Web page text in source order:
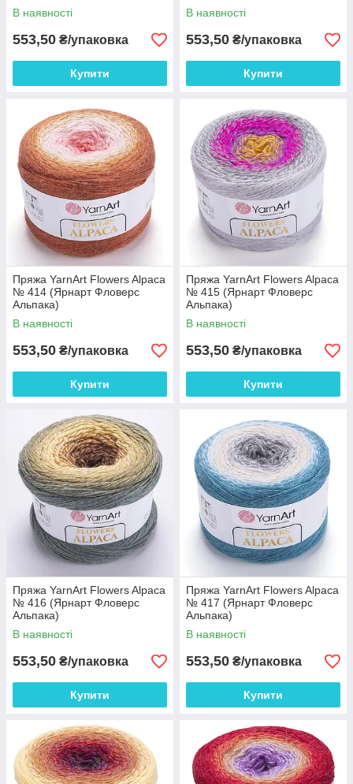
В наявності
553,50 ₴/упаковка
Купити
В наявності
553,50 ₴/упаковка
Купити
Пряжа YarnArt Flowers Alpaca
№ 414 (Ярнарт Фловерс
Альпака)
В наявності
553,50 ₴/упаковка
Купити
Пряжа YarnArt Flowers Alpaca
№ 415 (Ярнарт Фловерс
Альпака)
В наявності
553,50 ₴/упаковка
Купити
Пряжа YarnArt Flowers Alpaca
№ 416 (Ярнарт Фловерс
Альпака)
В наявності
553,50 ₴/упаковка
Купити
Пряжа YarnArt Flowers Alpaca
№ 417 (Ярнарт Фловерс
Альпака)
В наявності
553,50 ₴/упаковка
Купити